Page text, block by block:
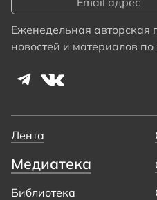
Еженедельная авторская
новостей и материалов
Лента
Медиатека
Библиотека